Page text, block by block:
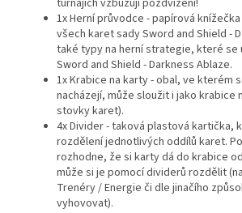
turnajích vzbuzují pozdvižení!
1x Herní průvodce - papírová
všech karet sady Sword and Shield -
také typy na herní strategie, které se
Sword and Shield - Darkness Ablaze.
1x Krabice na karty - obal, ve kterém
nacházejí, může sloužit i jako krabice
stovky karet).
4x Divider - taková plastová kartička,
rozdělení jednotlivých oddílů karet.
rozhodne, že si karty dá do krabice
může si je pomocí dividerů rozdělit
Trenéry / Energie či dle jinačího
vyhovovat).